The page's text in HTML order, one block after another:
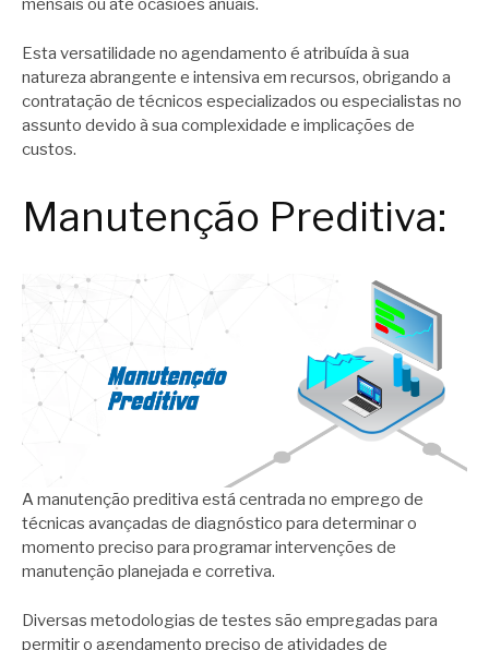
mensais ou até ocasiões anuais.
Esta versatilidade no agendamento é atribuída à sua
natureza abrangente e intensiva em recursos, obrigando a
contratação de técnicos especializados ou especialistas no
assunto devido à sua complexidade e implicações de
custos.
Manutenção Preditiva:
A manutenção preditiva está centrada no emprego de
técnicas avançadas de diagnóstico para determinar o
momento preciso para programar intervenções de
manutenção planejada e corretiva.
Diversas metodologias de testes são empregadas para
permitir o agendamento preciso de atividades de